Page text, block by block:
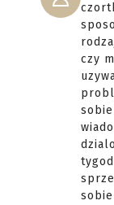
czy